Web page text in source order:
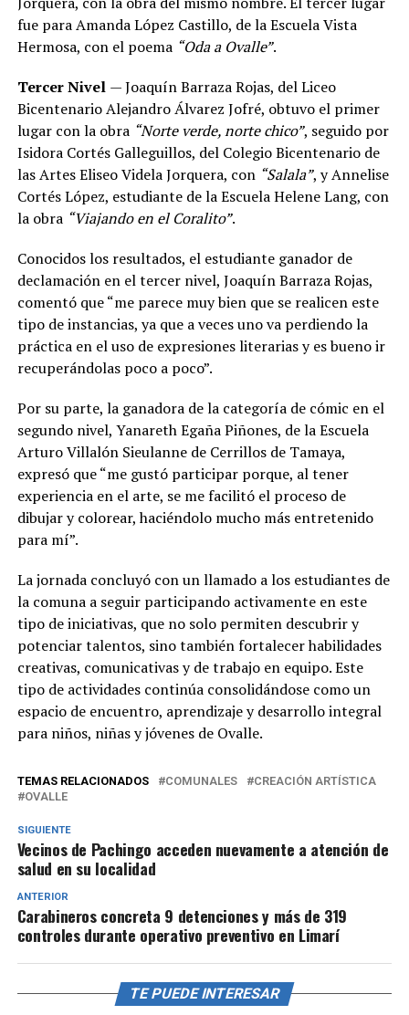
fue para Amanda López Castillo, de la Escuela Vista
Hermosa, con el poema “Oda a Ovalle”.
Tercer Nivel — Joaquín Barraza Rojas, del Liceo
Bicentenario Alejandro Álvarez Jofré, obtuvo el primer
lugar con la obra “Norte verde, norte chico”, seguido por
Isidora Cortés Galleguillos, del Colegio Bicentenario de
las Artes Eliseo Videla Jorquera, con “Salala”, y Annelise
Cortés López, estudiante de la Escuela Helene Lang, con
la obra “Viajando en el Coralito”.
Conocidos los resultados, el estudiante ganador de
declamación en el tercer nivel, Joaquín Barraza Rojas,
comentó que “me parece muy bien que se realicen este
tipo de instancias, ya que a veces uno va perdiendo la
práctica en el uso de expresiones literarias y es bueno ir
recuperándolas poco a poco”.
Por su parte, la ganadora de la categoría de cómic en el
segundo nivel, Yanareth Egaña Piñones, de la Escuela
Arturo Villalón Sieulanne de Cerrillos de Tamaya,
expresó que “me gustó participar porque, al tener
experiencia en el arte, se me facilitó el proceso de
dibujar y colorear, haciéndolo mucho más entretenido
para mí”.
La jornada concluyó con un llamado a los estudiantes de
la comuna a seguir participando activamente en este
tipo de iniciativas, que no solo permiten descubrir y
potenciar talentos, sino también fortalecer habilidades
creativas, comunicativas y de trabajo en equipo. Este
tipo de actividades continúa consolidándose como un
espacio de encuentro, aprendizaje y desarrollo integral
para niños, niñas y jóvenes de Ovalle.
TEMAS RELACIONADOS COMUNALES
CREACIÓN ARTÍSTICA
OVALLE
SIGUIENTE
Vecinos de Pachingo acceden nuevamente a atención de
salud en su localidad
ANTERIOR
Carabineros concreta 9 detenciones y más de 319
controles durante operativo preventivo en Limarí
TE PUEDE INTERESAR